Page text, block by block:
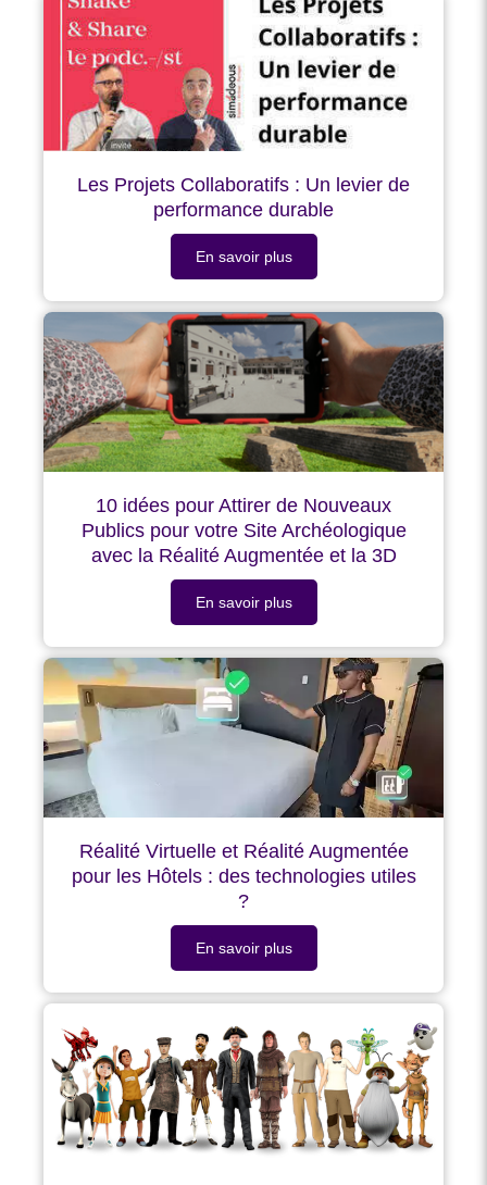
Les Projets Collaboratifs : Un levier de
performance durable
En savoir plus
10 idées pour Attirer de Nouveaux
Publics pour votre Site Archéologique
avec la Réalité Augmentée et la 3D
En savoir plus
Réalité Virtuelle et Réalité Augmentée
pour les Hôtels : des technologies utiles
?
En savoir plus